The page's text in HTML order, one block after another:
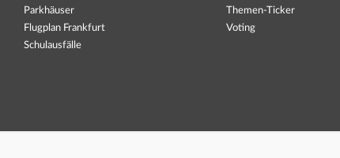
Parkhäuser
Flugplan Frankfurt
Schulausfälle
Themen-Ticker
Voting